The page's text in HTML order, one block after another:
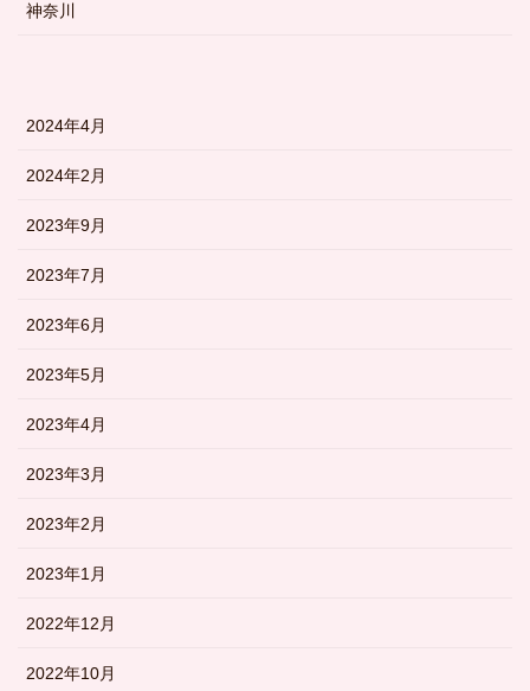
神奈川
2024年4月
2024年2月
2023年9月
2023年7月
2023年6月
2023年5月
2023年4月
2023年3月
2023年2月
2023年1月
2022年12月
2022年10月